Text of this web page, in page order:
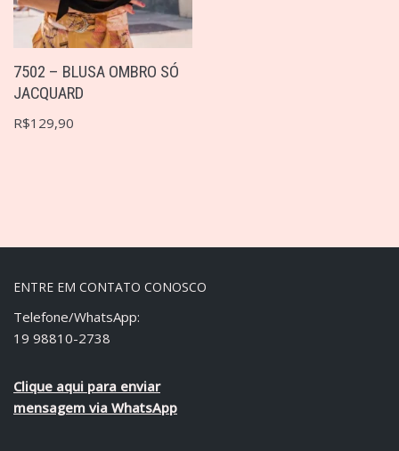
7502 – BLUSA OMBRO SÓ
JACQUARD
R$129,90
ENTRE EM CONTATO CONOSCO
Telefone/WhatsApp:
19 98810-2738
Clique aqui para enviar
mensagem via WhatsApp